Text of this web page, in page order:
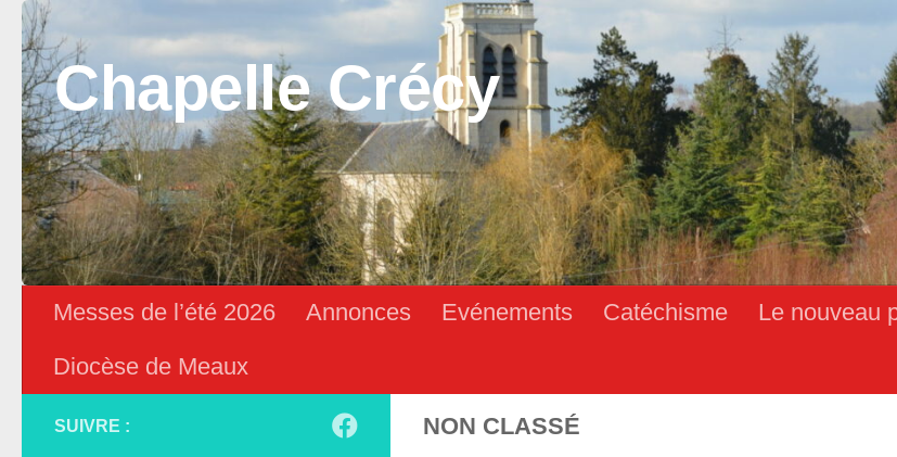
Skip to content
Chapelle Crécy
Messes de l’été 2026 Annonces Evénements Catéchisme
Le nouveau
Diocèse de Meaux
NON CLASSÉ
SUIVRE :